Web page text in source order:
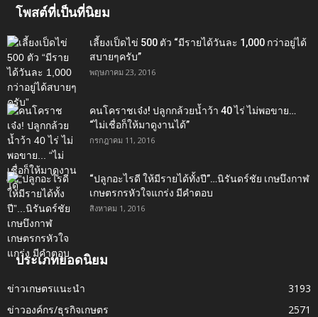
โพสต์ที่เป็นที่นิยม
เลี้ยงเป็ดไข่ 500 ตัว “มีรายได้วันละ 1,000 กว่าอยู่ได้
สบายๆครับ”
พฤษภาคม 23, 2016
คนโคราชเจ๋ง! ปลูกกล้วยน้ำว้า 40 ไร่ ไม่พอขาย…
“ไม่เชื่อก็ให้มาดูงานได้”‬
กรกฎาคม 11, 2016
“ปลูกอะไรดี ให้มีรายได้ทั้งปี”…นิรันดร์ชัย เกษบึงกาฬ
เกษตรกรหัวใจแกร่ง มีคำตอบ
สิงหาคม 1, 2016
ประเภทยอดนิยม
ข่าวเกษตรแนะนำ
3193
ข่าวองค์กร/ธุรกิจเกษตร
2571